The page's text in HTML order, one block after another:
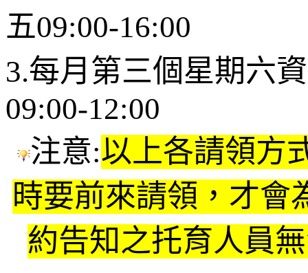
五09:00-16:00
3.每月第三個星期六
09:00-12:00
注意:以上各請領方
時要前來請領，才會
約告知之托育人員